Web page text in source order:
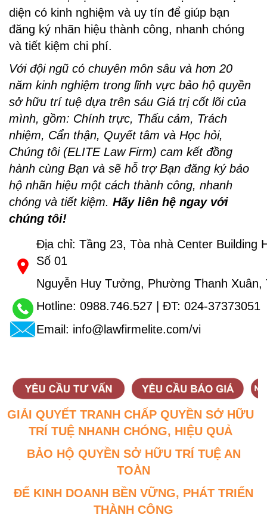
diện có kinh nghiệm và uy tín để giúp bạn
đăng ký nhãn hiệu thành công, nhanh chóng
và tiết kiệm chi phí.
Với đội ngũ có chuyên môn sâu và hơn 20
năm kinh nghiệm trong lĩnh vực bảo hộ quyền
sở hữu trí tuệ dựa trên sáu Giá trị cốt lõi của
mình, gồm: Chính trực, Thấu cảm, Trách
nhiệm, Cẩn thận, Quyết tâm và Học hỏi,
Chúng tôi (ELITE Law Firm) cam kết đồng
hành cùng Bạn và sẽ hỗ trợ Bạn đăng ký bảo
hộ nhãn hiệu một cách thành công, nhanh
chóng và tiết kiệm. Hãy liên hệ ngay với
chúng tôi!
Địa chỉ: Tầng 23, Tòa nhà Center Building
Số 01
Nguyễn Huy Tưởng, Phường Thanh Xuân,
Hotline: 0988.746.527 | ĐT: 024-37373051
Email: info@lawfirmelite.com/vi
GIẢI QUYẾT TRANH CHẤP QUYỀN SỞ HỮU
TRÍ TUỆ NHANH CHÓNG, HIỆU QUẢ
BẢO HỘ QUYỀN SỞ HỮU TRÍ TUỆ AN
TOÀN
ĐỂ KINH DOANH BỀN VỮNG, PHÁT TRIỂN
THÀNH CÔNG